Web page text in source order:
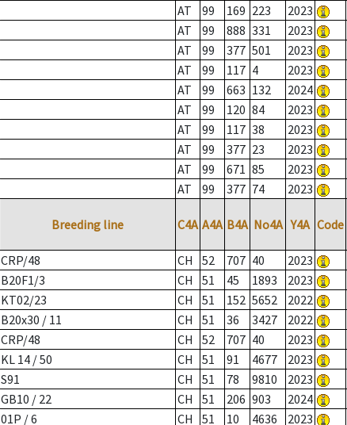
AT 99 169 223 2023
AT 99 888 331 2023
AT 99 377 501 2023
AT 99 117 4 2023
AT 99 663 132 2024
AT 99 120 84 2023
AT 99 117 38 2023
AT 99 377 23 2023
AT 99 671 85 2023
AT 99 377 74 2023
Breeding line C4A A4A B4A No4A Y4A Code
CRP/48 CH 52 707 40 2023
B20F1/3 CH 51 45 1893 2023
KT02/23 CH 51 152 5652 2022
B20x30 / 11 CH 51 36 3427 2022
CRP/48 CH 52 707 40 2023
KL 14 / 50 CH 51 91 4677 2023
S91 CH 51 78 9810 2023
GB10 / 22 CH 51 206 903 2024
01P / 6 CH 51 10 4636 2023